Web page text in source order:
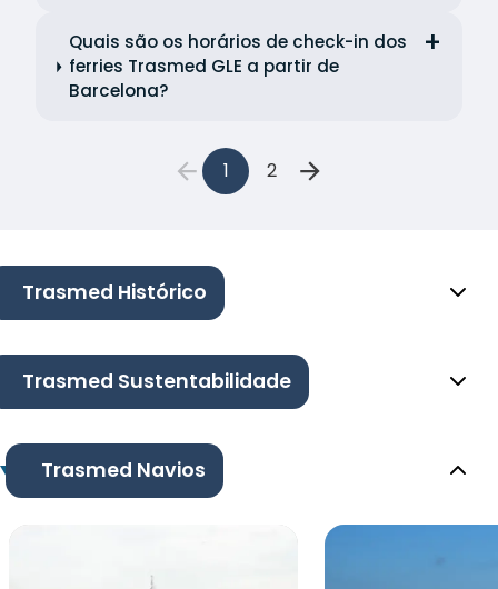
Quais são os horários de check-in dos
ferries Trasmed GLE a partir de
Barcelona?
1 2
Trasmed Histórico
Trasmed Sustentabilidade
Trasmed Navios